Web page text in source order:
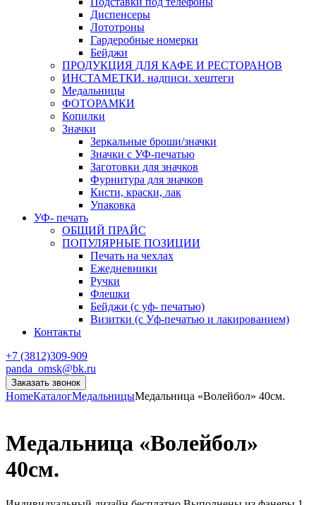
Диспенсеры
Лототроны
Гардеробные номерки
Бейджи
ПРОДУКЦИЯ ДЛЯ КАФЕ И РЕСТОРАНОВ
ИНСТАМЕТКИ. надписи. хештеги
Медальницы
ФОТОРАМКИ
Копилки
Значки
Зеркальные броши/значки
Значки с УФ-печатью
Заготовки для значков
Фурнитура для значков
Кисти, краски, лак
Упаковка
УФ- печать
ОБЩИЙ ПРАЙС
ПОПУЛЯРНЫЕ ПОЗИЦИИ
Печать на чехлах
Ежедневники
Ручки
Флешки
Бейджи (с уф- печатью)
Визитки (с Уф-печатью и лакированием)
Контакты
+7 (3812)309-909
panda_omsk@bk.ru
Заказать звонок
HomeКаталогМедальницыМедальница «Волейбол» 40см.
Медальница «Волейбол»
40см.